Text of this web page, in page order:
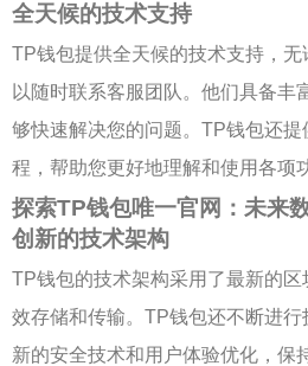
全天候的技术支持
TP钱包提供全天候的技术支持，
以随时联系客服团队。他们具备丰
够快速解决您的问题。TP钱包还
程，帮助您更好地理解和使用各项
探索TP钱包唯一官网：未来
创新的技术架构
TP钱包的技术架构采用了最新的
效存储和传输。TP钱包还不断进
新的安全技术和用户体验优化，保